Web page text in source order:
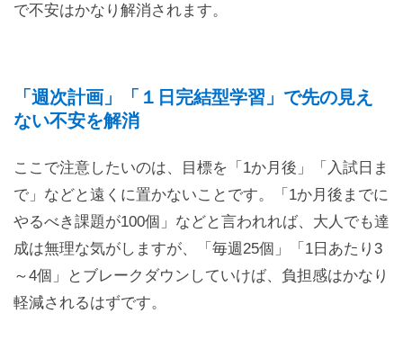
で不安はかなり解消されます。
「週次計画」「１日完結型学習」で先の見え
ない不安を解消
ここで注意したいのは、目標を「1か月後」「入試日ま
で」などと遠くに置かないことです。「1か月後までに
やるべき課題が100個」などと言われれば、大人でも達
成は無理な気がしますが、「毎週25個」「1日あたり3
～4個」とブレークダウンしていけば、負担感はかなり
軽減されるはずです。